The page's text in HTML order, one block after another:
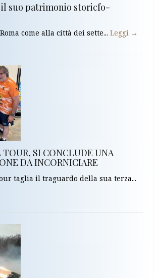
suo patrimonio storicfo-
come alla città dei sette... Leggi →
TOUR, SI CONCLUDE UNA
DA INCORNICIARE
taglia il traguardo della sua terza...